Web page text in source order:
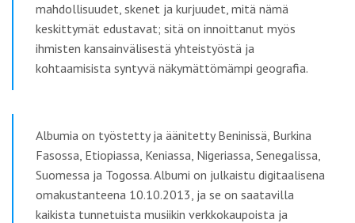
mahdollisuudet, skenet ja kurjuudet, mitä nämä
keskittymät edustavat; sitä on innoittanut myös
ihmisten kansainvälisestä yhteistyöstä ja
kohtaamisista syntyvä näkymättömämpi geografia.
Albumia on työstetty ja äänitetty Beninissä, Burkina
Fasossa, Etiopiassa, Keniassa, Nigeriassa, Senegalissa,
Suomessa ja Togossa. Albumi on julkaistu digitaalisena
omakustanteena 10.10.2013, ja se on saatavilla
kaikista tunnetuista musiikin verkkokaupoista ja